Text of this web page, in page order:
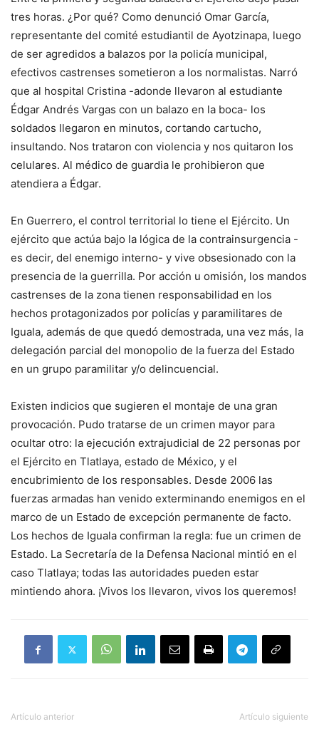
tres horas. ¿Por qué? Como denunció Omar García,
representante del comité estudiantil de Ayotzinapa, luego
de ser agredidos a balazos por la policía municipal,
efectivos castrenses sometieron a los normalistas. Narró
que al hospital Cristina -adon­de llevaron al estudiante
Édgar Andrés Vargas con un balazo en la boca- los
soldados llegaron en minutos, cortando cartucho,
insultando. Nos trataron con violencia y nos quitaron los
celulares. Al médico de guardia le prohibieron que
atendiera a Édgar.
En Guerrero, el control territorial lo tiene el Ejército. Un
ejército que actúa bajo la lógica de la contrainsurgencia -
es decir, del enemigo interno- y vive obsesionado con la
presencia de la guerrilla. Por acción u omisión, los mandos
castrenses de la zona tienen responsabilidad en los
hechos protagonizados por policías y paramilitares de
Iguala, además de que quedó demostrada, una vez más, la
delegación parcial del monopolio de la fuerza del Estado
en un grupo paramilitar y/o delincuencial.
Existen indicios que sugieren el montaje de una gran
provocación. Pudo tratarse de un crimen mayor para
ocultar otro: la ejecución extrajudicial de 22 personas por
el Ejército en Tlatlaya, estado de México, y el
encubrimiento de los responsables. Desde 2006 las
fuerzas armadas han venido exterminando enemigos en el
marco de un Estado de excepción permanente de facto.
Los hechos de Iguala confirman la regla: fue un crimen de
Estado. La Secretaría de la Defensa Nacional mintió en el
caso Tlatlaya; todas las autoridades pueden estar
mintiendo ahora. ¡Vivos los llevaron, vivos los queremos!
Artículo anterior Artículo siguiente